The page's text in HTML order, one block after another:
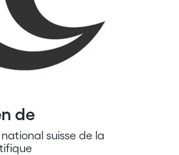
de
suisse de la